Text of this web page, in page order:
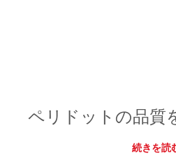
ペリドットの品質
続きを読